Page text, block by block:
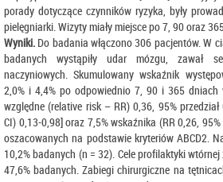
porady dotyczące czynników ryzyka, były
pielęgniarki. Wizyty miały miejsce po 7, 90 oraz
Wyniki. Do badania włączono 306 pacjentów. W
badanych wystąpiły udar mózgu, zawał
naczyniowych. Skumulowany wskaźnik
2,0% i 4,4% po odpowiednio 7, 90 i 365 dniach
względne (relative risk – RR) 0,36, 95%
CI) 0,13-0,98] oraz 7,5% wskaźnika (RR 0,26,
oszacowanych na podstawie kryteriów ABCD2.
10,2% badanych (n = 32). Cele profilaktyki
47,6% badanych. Zabiegi chirurgiczne na